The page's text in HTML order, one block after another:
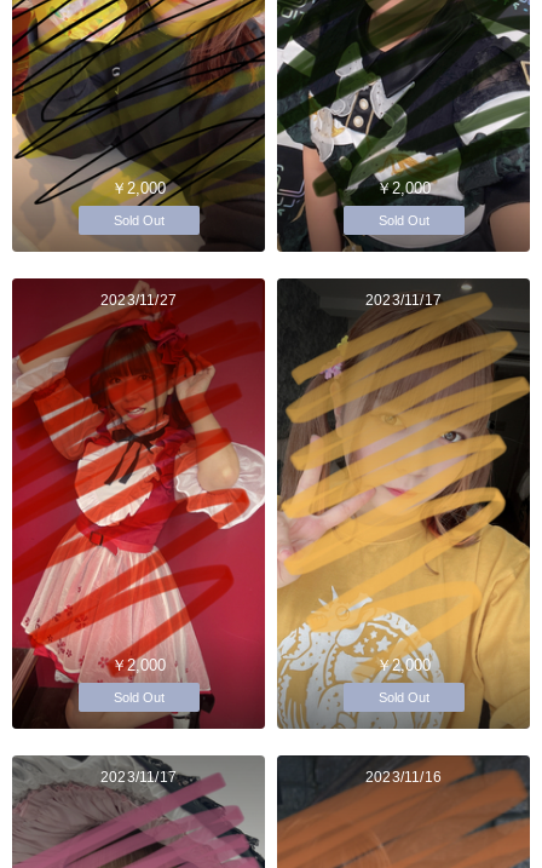
￥2,000
Sold Out
￥2,000
Sold Out
2023/11/27
￥2,000
Sold Out
2023/11/17
￥2,000
Sold Out
2023/11/17 2023/11/16